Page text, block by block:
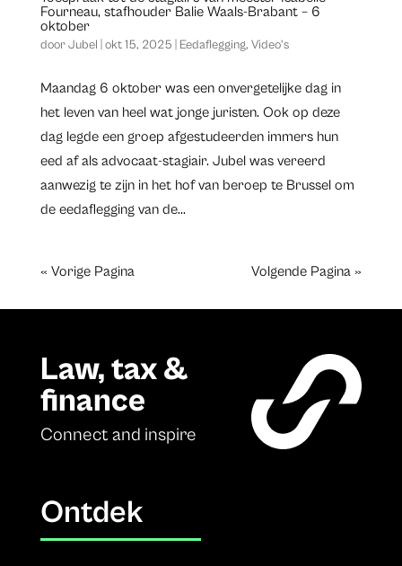
Fourneau, stafhouder Balie Waals-Brabant – 6
oktober
doorJubel okt 15, 2025 Eedaflegging, Video's
Maandag 6 oktober was een onvergetelijke dag in
het leven van heel wat jonge juristen. Ook op deze
dag legde een groep afgestudeerden immers hun
eed af als advocaat-stagiair. Jubel was vereerd
aanwezig te zijn in het hof van beroep te Brussel om
de eedaflegging van de...
« Vorige Pagina Volgende Pagina »
Law, tax &
finance
Connect and inspire
Ontdek